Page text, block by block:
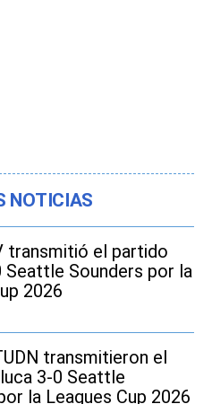
NOTICIAS
transmitió el partido
Seattle Sounders por la
2026
transmitieron el
3-0 Seattle
la Leagues Cup 2026